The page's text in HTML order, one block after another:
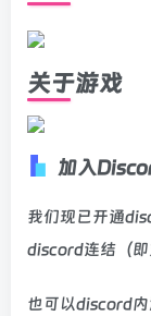
关于游戏
加入
我们现已开通
discord连结（
也可以discord内